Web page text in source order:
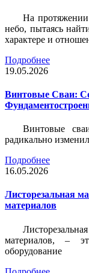
На протяжении
небо, пытаясь
характере и
Подробнее
19.05.2026
Винтовые Сваи:
Винтовые
радикально
Подробнее
16.05.2026
Листорезальная
материалов
материалов, –
оборудование